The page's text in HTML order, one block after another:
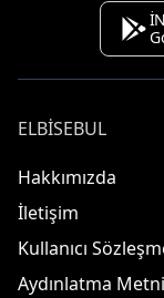
ELBISEBUL
Hakkımızda
İletişim
Kullanıcı
Aydınlatma Metni